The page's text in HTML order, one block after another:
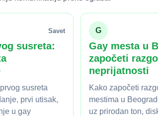
Savet
susreta:
susreta
prvi utisak,
u gay
G
Gay mesta u
započeti
neprijatnosti
Kako započeti
mestima u
uz prirodan ton,